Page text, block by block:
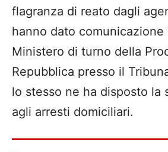
flagranza di reato dagli
hanno dato comunicazione
Ministero di turno della
Repubblica presso il
lo stesso ne ha disposto la
agli arresti domiciliari.